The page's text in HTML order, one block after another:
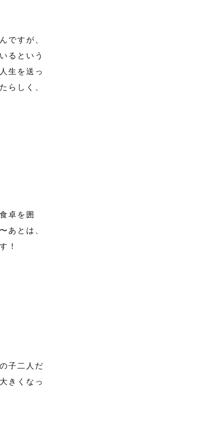
ですが、
るという
生を送っ
らしく、
卓を囲
あとは、
！
子二人だ
きくなっ